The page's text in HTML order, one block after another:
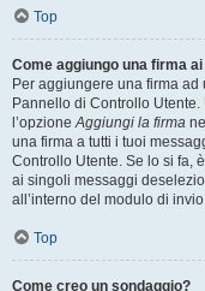
Top
Come aggiungo una firma
Per aggiungere una firma ad
Pannello di Controllo
l’opzioneAggiungi la firma
una firma a tutti i tuoi
Controllo Utente. Se lo si fa,
ai singoli messaggi
all’interno del modulo di
Top
Come creo un sondaggio?